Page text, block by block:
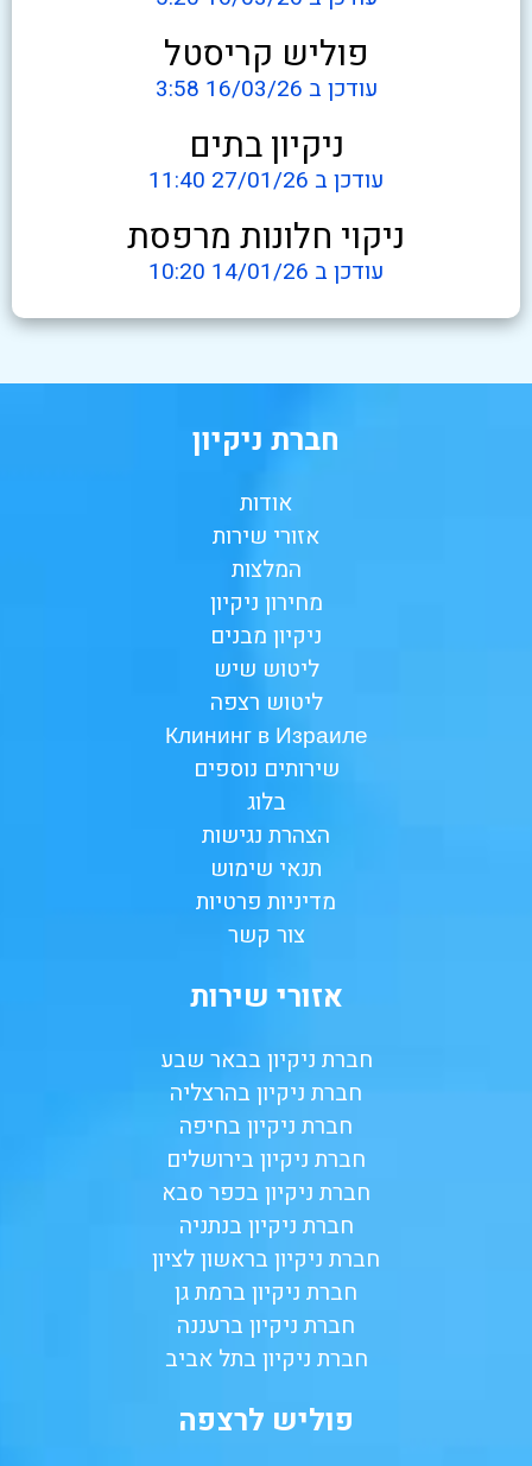
פוליש קריסטל
עודכן ב 16/03/26 3:58
ניקיון בתים
עודכן ב 27/01/26 11:40
ניקוי חלונות מרפסת
עודכן ב 14/01/26 10:20
חברת ניקיון
אודות
אזורי שירות
המלצות
מחירון ניקיון
ניקיון מבנים
ליטוש שיש
ליטוש רצפה
Клининг в Израиле
שירותים נוספים
בלוג
הצהרת נגישות
תנאי שימוש
מדיניות פרטיות
צור קשר
אזורי שירות
חברת ניקיון בבאר שבע
חברת ניקיון בהרצליה
חברת ניקיון בחיפה
חברת ניקיון בירושלים
חברת ניקיון בכפר סבא
חברת ניקיון בנתניה
חברת ניקיון בראשון לציון
חברת ניקיון ברמת גן
חברת ניקיון ברעננה
חברת ניקיון בתל אביב
פוליש לרצפה